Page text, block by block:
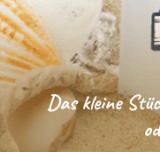
Das kleine